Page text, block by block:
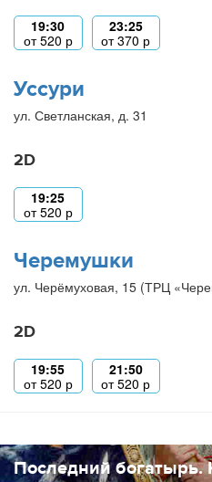
19:30
от520 р
23:25
от370 р
Уссури
ул. Светланская, д. 31
2D
19:25
от520 р
Черемушки
ул. Черёмуховая, 15 (ТРЦ
2D
19:55
от520 р
21:50
от520 р
Последний богатырь.